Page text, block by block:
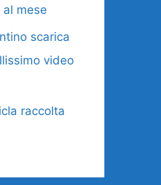
mese
scarica
video
raccolta